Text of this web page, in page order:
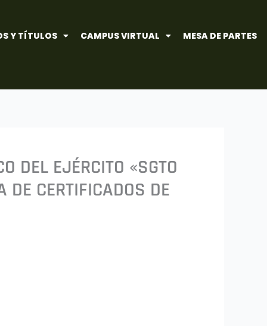
Y TÍTULOS CAMPUS VIRTUAL MESA DE PARTES
DEL EJÉRCITO «SGTO
DE CERTIFICADOS DE